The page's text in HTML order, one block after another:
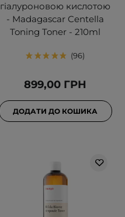
гіалуроновою кислотою
- Madagascar Centella
Toning Toner - 210ml
96
899,00 ГРН
ДОДАТИ ДО КОШИКА